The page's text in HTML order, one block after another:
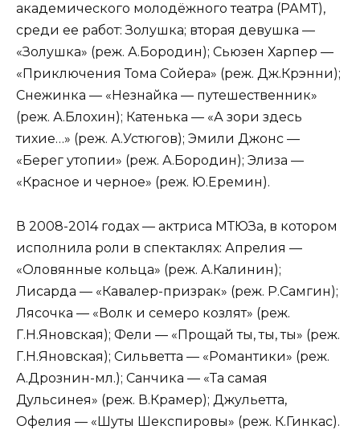
академического молодёжного театра (РАМТ),
среди ее работ: Золушка; вторая девушка —
«Золушка» (реж. А.Бородин); Сьюзен Харпер —
«Приключения Тома Сойера» (реж. Дж.Крэнни);
Снежинка — «Незнайка — путешественник»
(реж. А.Блохин); Катенька — «А зори здесь
тихие…» (реж. А.Устюгов); Эмили Джонс —
«Берег утопии» (реж. А.Бородин); Элиза —
«Красное и черное» (реж. Ю.Еремин).
В 2008-2014 годах — актриса МТЮЗа, в котором
исполнила роли в спектаклях: Апрелия —
«Оловянные кольца» (реж. А.Калинин);
Лисарда — «Кавалер-призрак» (реж. Р.Самгин);
Лясочка — «Волк и семеро козлят» (реж.
Г.Н.Яновская); Фели — «Прощай ты, ты, ты» (реж.
Г.Н.Яновская); Сильветта — «Романтики» (реж.
А.Дрознин-мл.); Санчика — «Та самая
Дульсинея» (реж. В.Крамер); Джульетта,
Офелия — «Шуты Шекспировы» (реж. К.Гинкас).